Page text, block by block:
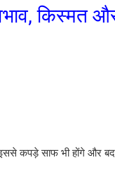
किस्मत
कपड़े साफ भी होंगे और